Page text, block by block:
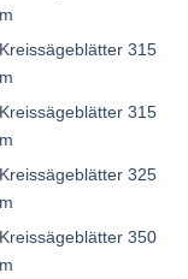
315
315
325
350